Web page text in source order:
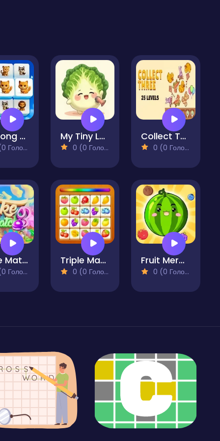
Mahjong Cute Tiles My Tiny Land
0 (0 Голосів)
Collect Three
0 (0 Голосів)
Cake Match3 Triple Matched
0 (0 Голосів)
Fruit Merge - Juicy Drop Game
0 (0 Голосів)